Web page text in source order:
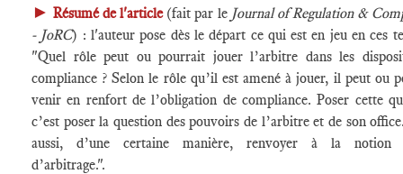
►Résumé de l'article(fait par le Journal of Regulation &
- JoRC) : l'auteur pose dès le départ ce qui est en jeu en ces
"Quel rôle peut ou pourrait jouer l’arbitre dans les
compliance ? Selon le rôle qu’il est amené à jouer, il peut ou
venir en renfort de l’obligation de compliance. Poser cette
c’est poser la question des pouvoirs de l’arbitre et de son
aussi, d’une certaine manière, renvoyer à la notion
d’arbitrage.".